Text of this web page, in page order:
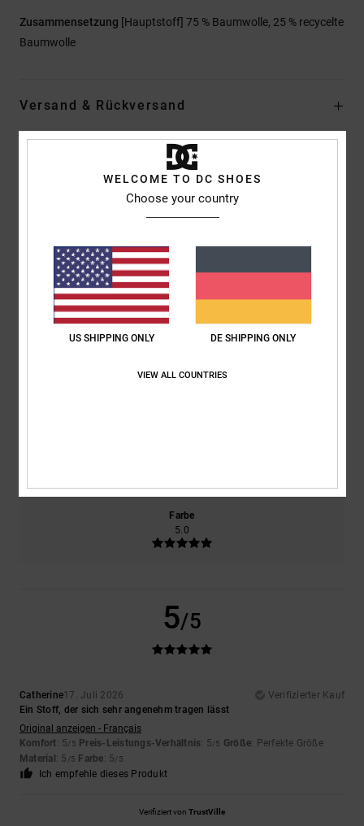
Zusammensetzung [Hauptstoff] 75 % Baumwolle, 25 % recycelte
Baumwolle
Versand & Rückversand
Kundenbewertungen
5.0/5
basierend auf1 verifizierten Bewertungenseit Juli 2026
100% unserer Kunden empfehlen dieses Produkt
Farbe
5.0
5/5
Catherine17. Juli 2026
Verifizierter Kauf
Ein Stoff, der sich sehr angenehm tragen lässt
Original anzeigen - Français
Komfort: 5/5 Preis-Leistungs-Verhältnis: 5/5 Größe: Perfekte Größe
Material : 5 /5 Farbe: 5/5
Ich empfehle dieses Produkt
Verifiziert von TrustVille
WELCOME TO DC SHOES
Choose your country
US SHIPPING ONLY DE SHIPPING ONLY
VIEW ALL COUNTRIES